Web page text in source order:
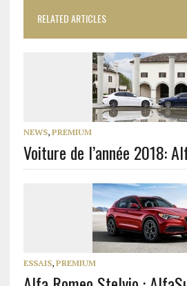
RELATED ARTICLES
NEWS, PREMIUM
Voiture de l’année 2018:
ESSAIS, PREMIUM